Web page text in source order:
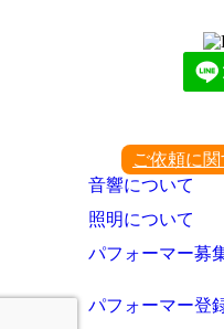
ご依頼に
音響について
照明について
パフォーマー募
パフォーマー登